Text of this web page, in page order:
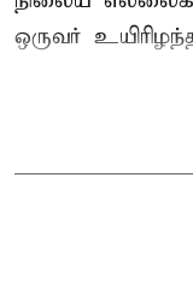
ஒருவர்